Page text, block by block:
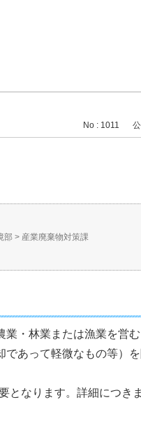
No : 1011
部 > 産業廃棄物対策課
・林業または漁業を営
あって軽微なもの等）
となります。詳細につき